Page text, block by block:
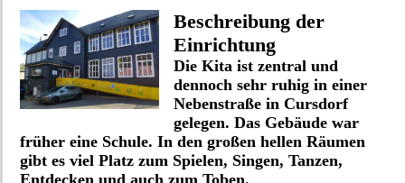
Beschreibung der
Einrichtung
Die Kita ist zentral und
dennoch sehr ruhig in einer
Nebenstraße in Cursdorf
gelegen. Das Gebäude war
früher eine Schule. In den großen hellen Räumen
gibt es viel Platz zum Spielen, Singen, Tanzen,